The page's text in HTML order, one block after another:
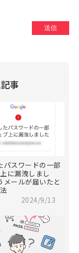
事
パスワードの一部
に漏洩しまし
メールが届いたと
2024/9/13